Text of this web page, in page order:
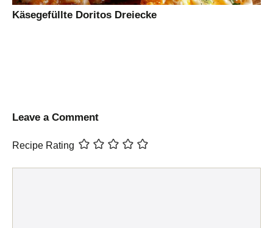
Käsegefüllte Doritos Dreiecke
Leave a Comment
Recipe Rating